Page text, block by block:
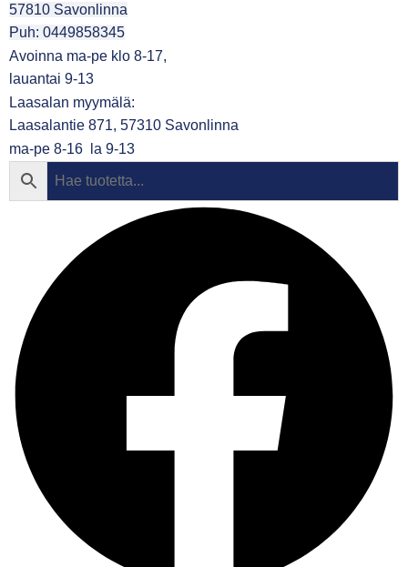
57810 Savonlinna
Puh: 0449858345
Avoinna ma-pe klo 8-17,
lauantai 9-13
Laasalan myymälä:
Laasalantie 871, 57310 Savonlinna
ma-pe 8-16 la 9-13